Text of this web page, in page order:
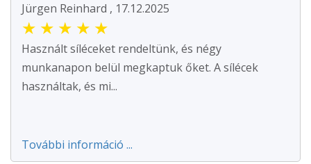
Jürgen Reinhard , 17.12.2025
★ ★ ★ ★ ★
Használt síléceket rendeltünk, és négy
munkanapon belül megkaptuk őket. A sílécek
használtak, és mi...
További információ ...